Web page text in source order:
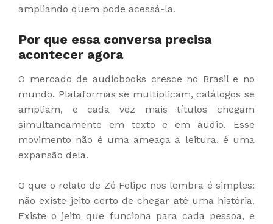
ampliando quem pode acessá-la.
Por que essa conversa precisa
acontecer agora
O mercado de audiobooks cresce no Brasil e no
mundo. Plataformas se multiplicam, catálogos se
ampliam, e cada vez mais títulos chegam
simultaneamente em texto e em áudio. Esse
movimento não é uma ameaça à leitura, é uma
expansão dela.
O que o relato de Zé Felipe nos lembra é simples:
não existe jeito certo de chegar até uma história.
Existe o jeito que funciona para cada pessoa, e